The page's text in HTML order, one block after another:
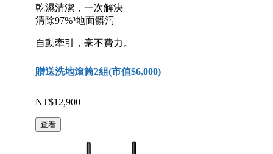
乾濕清潔，一次解決
清除97%³地面髒污
自動牽引，毫不費力。
贈送洗地滾筒2組(市值$6,000)
NT$12,900
查看